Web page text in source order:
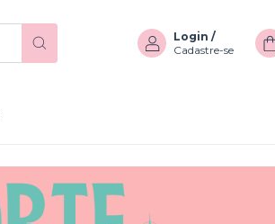
Login /
Cadastre-se